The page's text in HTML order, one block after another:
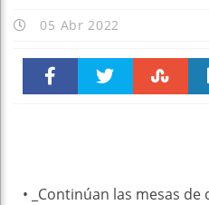
05 Abr 2022
• _Continúan las mesas